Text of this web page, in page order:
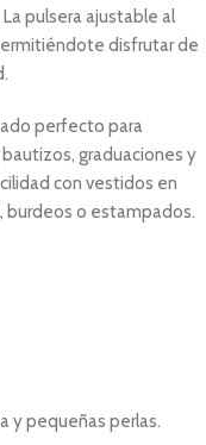
pulsera ajustable al
disfrutar de
perfecto para
graduaciones y
con vestidos en
burdeos o estampados.
y pequeñas perlas.